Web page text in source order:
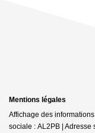
Mentions légales
Affichage des
sociale : AL2PB |